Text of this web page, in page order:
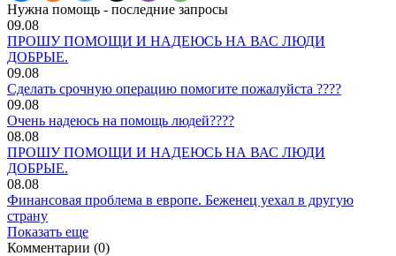
Нужна помощь - последние запросы
09.08
ПРОШУ ПОМОЩИ И НАДЕЮСЬ НА ВАС ЛЮДИ
ДОБРЫЕ.
09.08
Сделать срочную операцию помогите пожалуйста ????
09.08
Очень надеюсь на помощь людей????
08.08
ПРОШУ ПОМОЩИ И НАДЕЮСЬ НА ВАС ЛЮДИ
ДОБРЫЕ.
08.08
Финансовая проблема в европе. Беженец уехал в другую
страну
Показать еще
Комментарии (0)